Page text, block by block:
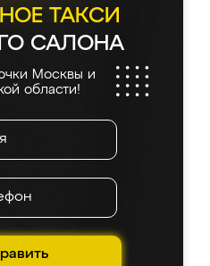
ТАКСИ
САЛОНА
Москвы и
области!